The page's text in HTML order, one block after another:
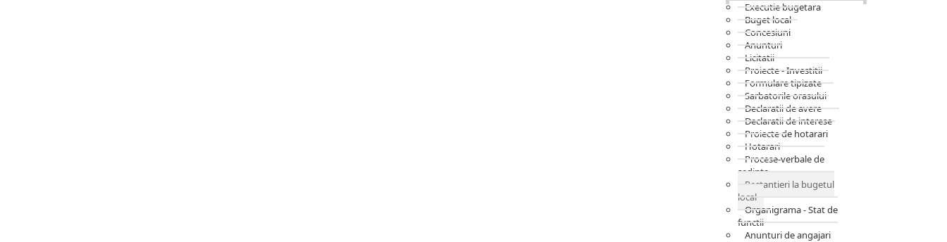
Executie bugetara
Buget local
Concesiuni
Anunturi
Licitatii
Proiecte - Investitii
Formulare tipizate
Sarbatorile orasului
Declaratii de avere
Declaratii de interese
Proiecte de hotarari
Hotarari
Procese-verbale de
sedinta
Restantieri la bugetul
local
Organigrama - Stat de
functii
Anunturi de angajari